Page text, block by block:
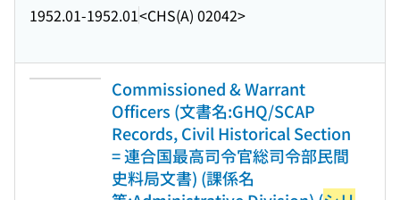
1952.01-1952.01<CHS(A) 02042>
Commissioned & Warrant
Officers (文書名:GHQ/SCAP
Records, Civil Historical Section
= 連合国最高司令官総司令部民間
史料局文書) (課係名